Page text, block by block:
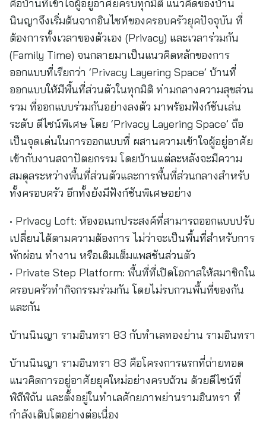
คือบ้านที่เข้าใจผู้อยู่อาศัยครบทุกมิติ แนวคิดของบ้าน
นินญาจึงเริ่มต้นจากอินไซท์ของครอบครัวยุคปัจจุบัน ที่
ต้องการทั้งเวลาของตัวเอง (Privacy) และเวลาร่วมกัน
(Family Time) จนกลายมาเป็นแนวคิดหลักของการ
ออกแบบที่เรียกว่า ‘Privacy Layering Space’ บ้านที่
ออกแบบให้มีพื้นที่ส่วนตัวในทุกมิติ ท่ามกลางความสุขส่วน
รวม ที่ออกแบบร่วมกันอย่างลงตัว มาพร้อมฟังก์ชันเล่น
ระดับ ดีไซน์พิเศษ โดย ‘Privacy Layering Space’ ถือ
เป็นจุดเด่นในการออกแบบที่ ผสานความเข้าใจผู้อยู่อาศัย
เข้ากับงานสถาปัตยกรรม โดยบ้านแต่ละหลังจะมีความ
สมดุลระหว่างพื้นที่ส่วนตัวและการพื้นที่ส่วนกลางสำหรับ
ทั้งครอบครัว อีกทั้งยังมีฟังก์ชันพิเศษอย่าง
• Privacy Loft: ห้องอเนกประสงค์ที่สามารถออกแบบปรับ
เปลี่ยนได้ตามความต้องการ ไม่ว่าจะเป็นพื้นที่สำหรับการ
พักผ่อน ทำงาน หรือเติมเต็มแพสชันส่วนตัว
• Private Step Platform: พื้นที่ที่เปิดโอกาสให้สมาชิกใน
ครอบครัวทำกิจกรรมร่วมกัน โดยไม่รบกวนพื้นที่ของกัน
และกัน
บ้านนินญา รามอินทรา 83 กับทำเลทองย่าน รามอินทรา
บ้านนินญา รามอินทรา 83 คือโครงการแรกที่ถ่ายทอด
แนวคิดการอยู่อาศัยยุคใหม่อย่างครบถ้วน ด้วยดีไซน์ที่
พิถีพิถัน และตั้งอยู่ในทำเลศักยภาพย่านรามอินทรา ที่
กำลังเติบโตอย่างต่อเนื่อง